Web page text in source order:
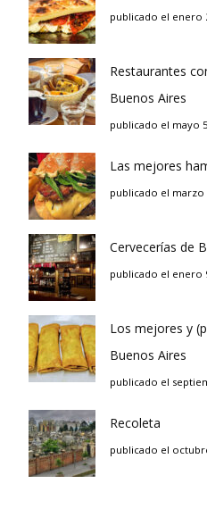
publicado el enero
Restaurantes
Buenos Aires
publicado el mayo
Las mejores
publicado el marzo
Cervecerías de
publicado el enero
Los mejores y
Buenos Aires
publicado el
Recoleta
publicado el